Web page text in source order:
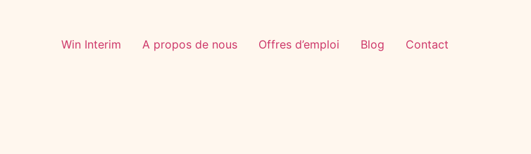
Win Interim A propos de nous Offres d’emploi Blog Contact